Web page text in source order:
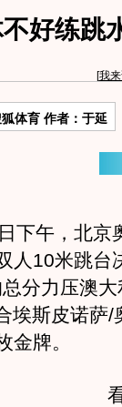
好练跳
[我
体育 作者：于延
下午，北京
人10米跳台
分力压澳
埃斯皮诺萨/
牌。
看